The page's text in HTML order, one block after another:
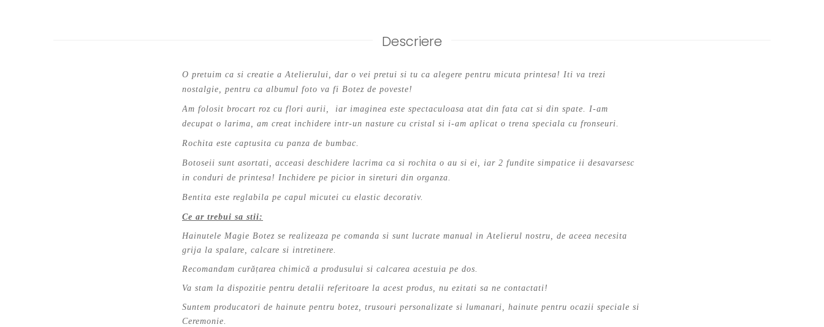
Descriere
O pretuim ca si creatie a Atelierului, dar o vei pretui si tu ca alegere pentru micuta printesa! Iti va trezi
nostalgie, pentru ca albumul foto va fi Botez de poveste!
Am folosit brocart roz cu flori aurii, iar imaginea este spectaculoasa atat din fata cat si din spate. I-am
decupat o larima, am creat inchidere intr-un nasture cu cristal si i-am aplicat o trena speciala cu fronseuri.
Rochita este captusita cu panza de bumbac.
Botoseii sunt asortati, acceasi deschidere lacrima ca si rochita o au si ei, iar 2 fundite simpatice ii desavarsesc
in conduri de printesa! Inchidere pe picior in sireturi din organza.
Bentita este reglabila pe capul micutei cu elastic decorativ.
Ce ar trebui sa stii:
Hainutele Magie Botez se realizeaza pe comanda si sunt lucrate manual in Atelierul nostru, de aceea necesita
grija la spalare, calcare si intretinere.
Recomandam curățarea chimică a produsului si calcarea acestuia pe dos.
Va stam la dispozitie pentru detalii referitoare la acest produs, nu ezitati sa ne contactati!
Suntem producatori de hainute pentru botez, trusouri personalizate si lumanari, hainute pentru ocazii speciale si
Ceremonie.